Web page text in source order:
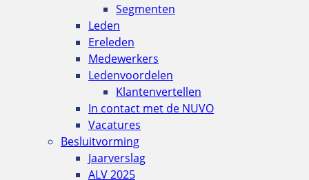
Segmenten
Leden
Ereleden
Medewerkers
Ledenvoordelen
Klantenvertellen
In contact met de NUVO
Vacatures
Besluitvorming
Jaarverslag
ALV 2025